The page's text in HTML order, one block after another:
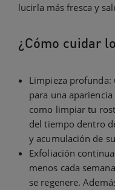
lucirla más fresca y
¿Cómo cuidar
Limpieza profunda:
para una
como limpiar tu
del tiempo dentro
y acumulación de
Exfoliación
menos cada
se regenere.